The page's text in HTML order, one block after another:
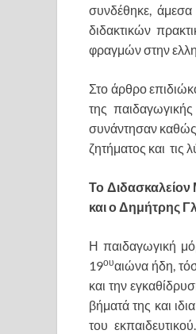
συνδέθηκε, άμεσα
διδακτικών
φραγμών στην
Στο άρθρο
της
συνάντησαν καθώς
ζητήματος και τις
Το
και ο Δημήτρης
Η παιδαγωγική
19ουαιώνα ήδη,
και την
βήματά της και
του